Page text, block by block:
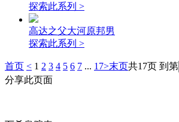
探索此系列 >
高达之父大河原邦男
探索此系列 >
首页 < 1 2 3 4 5 6 7 ... 17>末页共17页 到第
分享此页面